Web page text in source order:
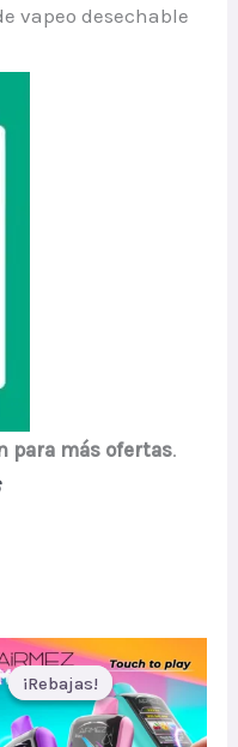
vapeo desechable
para más ofertas.
¡Rebajas!
¡Rebajas!